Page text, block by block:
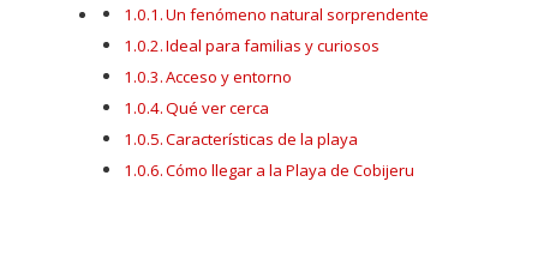
Un fenómeno natural sorprendente
Ideal para familias y curiosos
Acceso y entorno
Qué ver cerca
Características de la playa
Cómo llegar a la Playa de Cobijeru